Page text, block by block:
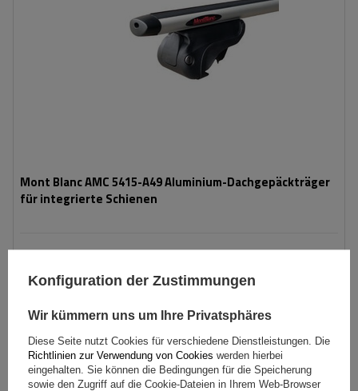
Mont Blanc AMC 5415-A49 Aluminium-Dachgepäckträger
für integrierte Schienen
221,89 €
Große Menge verfügbar Wir versenden schon am
In den
Konfiguration der Zustimmungen
Wir kümmern uns um Ihre Privatsphäres
Diese Seite nutzt Cookies für verschiedene Dienstleistungen. Die
Richtlinien zur Verwendung von Cookies werden hierbei
eingehalten. Sie können die Bedingungen für die Speicherung
sowie den Zugriff auf die Cookie-Dateien in Ihrem Web-Browser